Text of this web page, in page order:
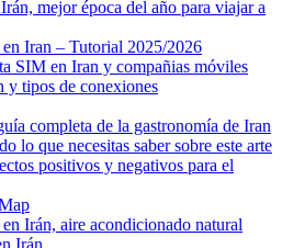
mejor época del año para viajar a
Iran – Tutorial 2025/2026
SIM en Iran y compañias móviles
y tipos de conexiones
completa de la gastronomía de Iran
lo que necesitas saber sobre este arte
positivos y negativos para el
Irán, aire acondicionado natural
Irán